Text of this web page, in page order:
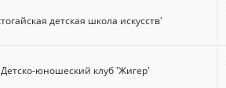
детская школа искусств'
юношеский клуб 'Жигер'